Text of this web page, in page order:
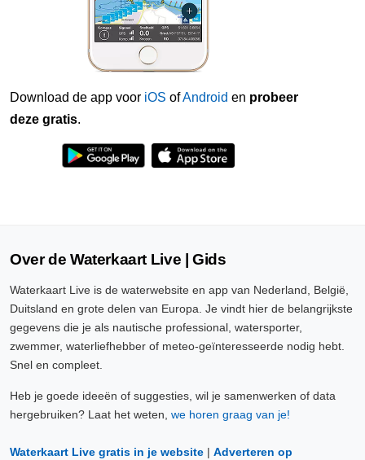
Download de app voor iOS ofAndroid en probeer
deze gratis.
Over de Waterkaart Live | Gids
Waterkaart Live is de waterwebsite en app van Nederland, België,
Duitsland en grote delen van Europa. Je vindt hier de belangrijkste
gegevens die je als nautische professional, watersporter,
zwemmer, waterliefhebber of meteo-geïnteresseerde nodig hebt.
Snel en compleet.
Heb je goede ideeën of suggesties, wil je samenwerken of data
hergebruiken? Laat het weten, we horen graag van je!
Waterkaart Live gratis in je website | Adverteren op